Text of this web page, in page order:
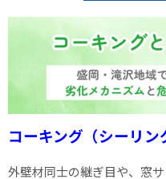
コーキング（シーリン
外壁材同士の継ぎ目や、窓